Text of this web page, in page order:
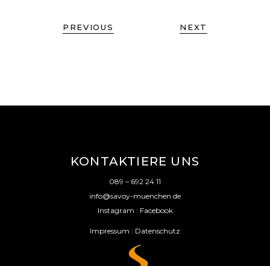
PREVIOUS NEXT
KONTAKTIERE UNS
089 – 692 24 11
info@savoy-muenchen.de
Instagram | Facebook
Impressum | Datenschutz